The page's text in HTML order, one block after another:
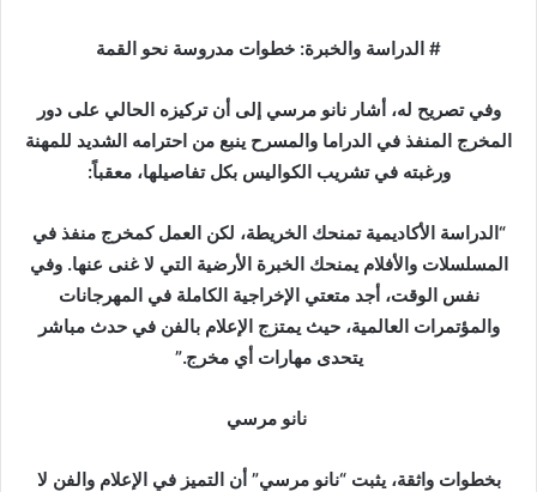
# الدراسة والخبرة: خطوات مدروسة نحو القمة
وفي تصريح له، أشار نانو مرسي إلى أن تركيزه الحالي على دور
المخرج المنفذ في الدراما والمسرح ينبع من احترامه الشديد للمهنة
ورغبته في تشريب الكواليس بكل تفاصيلها، معقباً:
“الدراسة الأكاديمية تمنحك الخريطة، لكن العمل كمخرج منفذ في
المسلسلات والأفلام يمنحك الخبرة الأرضية التي لا غنى عنها. وفي
نفس الوقت، أجد متعتي الإخراجية الكاملة في المهرجانات
والمؤتمرات العالمية، حيث يمتزج الإعلام بالفن في حدث مباشر
يتحدى مهارات أي مخرج.”
نانو مرسي
بخطوات واثقة، يثبت “نانو مرسي” أن التميز في الإعلام والفن لا